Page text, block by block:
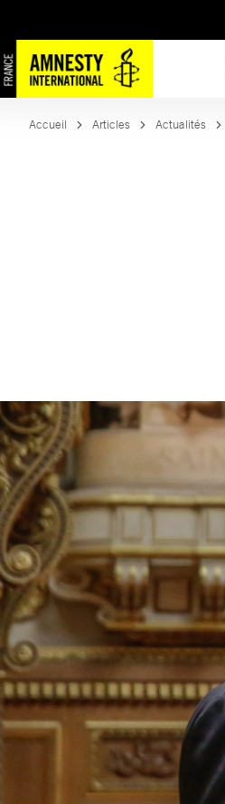
au
contenu
Accueil Articles Actualités